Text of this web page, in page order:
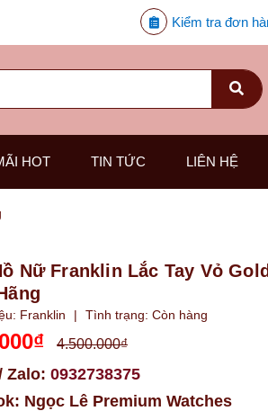
Kiểm tra đơn
HOT TIN TỨC LIÊN HỆ
Nữ Franklin Lắc Tay Vỏ
Franklin | Tình trạng: Còn hàng
4.500.000₫
Zalo: 0932738375
Ngọc Lê Premium Watches